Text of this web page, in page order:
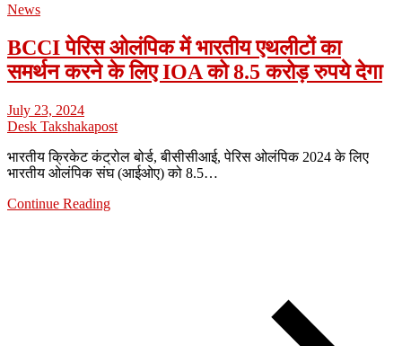
News
BCCI पेरिस ओलंपिक में भारतीय एथलीटों का
समर्थन करने के लिए IOA को 8.5 करोड़ रुपये देगा
July 23, 2024
Desk Takshakapost
भारतीय क्रिकेट कंट्रोल बोर्ड, बीसीसीआई, पेरिस ओलंपिक 2024 के लिए
भारतीय ओलंपिक संघ (आईओए) को 8.5…
Continue Reading